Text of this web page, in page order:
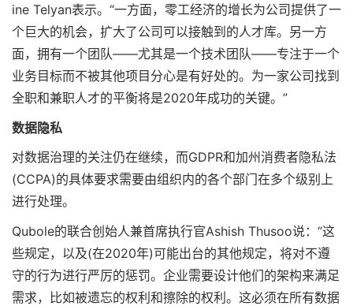
ine Telyan表示。“一方面，零工经济的增长为公司提供了一
个巨大的机会，扩大了公司可以接触到的人才库。另一方
面，拥有一个团队——尤其是一个技术团队——专注于一个
业务目标而不被其他项目分心是有好处的。为一家公司找到
全职和兼职人才的平衡将是2020年成功的关键。”
数据隐私
对数据治理的关注仍在继续，而GDPR和加州消费者隐私法
(CCPA)的具体要求需要由组织内的各个部门在多个级别上
进行处理。
Qubole的联合创始人兼首席执行官Ashish Thusoo说：“这
些规定，以及(在2020年)可能出台的其他规定，将对不遵
守的行为进行严厉的惩罚。企业需要设计他们的架构来满足
需求，比如被遗忘的权利和擦除的权利。这必须在所有数据